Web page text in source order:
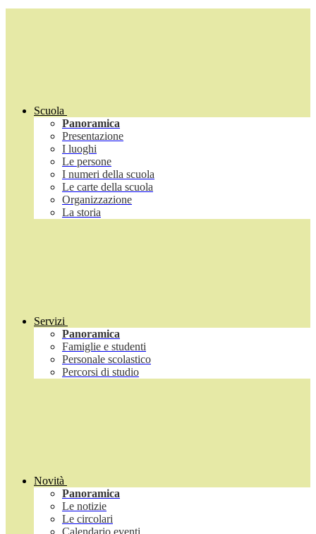
Scuola
Panoramica
Presentazione
I luoghi
Le persone
I numeri della scuola
Le carte della scuola
Organizzazione
La storia
Servizi
Panoramica
Famiglie e studenti
Personale scolastico
Percorsi di studio
Novità
Panoramica
Le notizie
Le circolari